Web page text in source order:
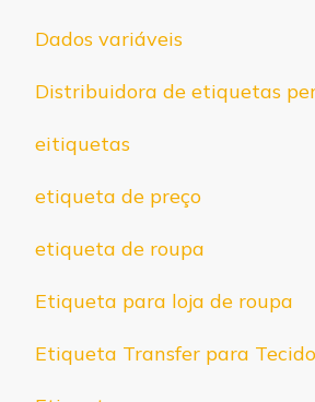
Dados variáveis
Distribuidora de etiquetas
eitiquetas
etiqueta de preço
etiqueta de roupa
Etiqueta para loja de roupa
Etiqueta Transfer para Tecido